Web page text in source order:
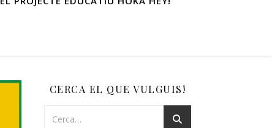
CERCA EL QUE VULGUIS!